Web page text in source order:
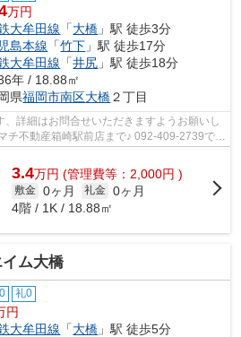
万円
大牟田線 「大橋 」駅 徒歩3分
島本線 「竹下 」駅 徒歩17分
大牟田線 「井尻 」駅 徒歩18分
年 / 18.88㎡
県福岡市南区大橋２丁目
詳細はお問合せいただきますようお願いし
チ不動産箱崎駅前店まで♪ 092-409-2739で
！♪
3.4万円 (管理費等：2,000円 )
敷金 0ヶ月 礼金 0ヶ月
4階 / 1K / 18.88㎡
ム大橋
礼0
円
大牟田線 「大橋 」駅 徒歩5分